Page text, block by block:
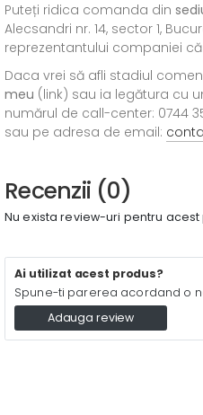
Puteți ridica comanda din
Alecsandri nr. 14, sector 1,
reprezentantului companiei
Daca vrei să afli stadiul
meu (link) sau ia legătura cu
numărul de call-center: 0744
sau pe adresa de email:
Recenzii (0)
Nu exista review-uri pentru acest
Ai utilizat acest produs?
Spune-ti parerea acordand o
Adauga review